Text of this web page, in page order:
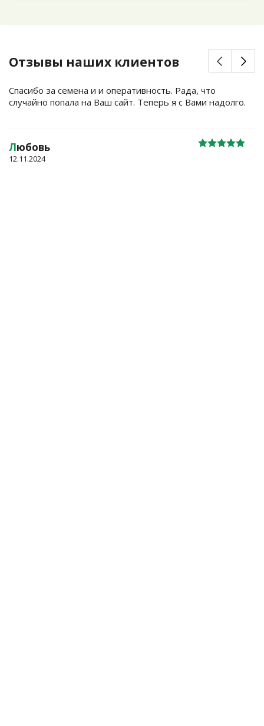
Отзывы наших клиентов
Спасибо за семена и и оперативность. Рада, что
случайно попала на Ваш сайт. Теперь я с Вами надолго.
Любовь
12.11.2024